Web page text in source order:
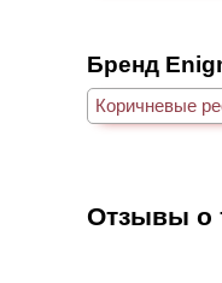
Бренд
Коричневые
Отзывы о